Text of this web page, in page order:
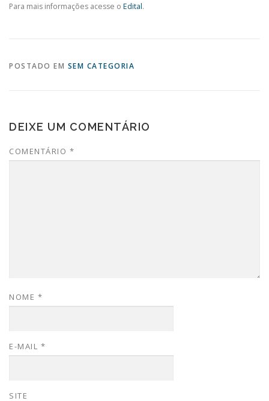
Para mais informações acesse o Edital.
POSTADO EM SEM CATEGORIA
DEIXE UM COMENTÁRIO
COMENTÁRIO *
NOME *
E-MAIL *
SITE